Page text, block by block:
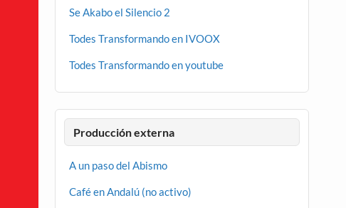
Se Akabo el Silencio 2
Todes Transformando en IVOOX
Todes Transformando en youtube
Producción externa
A un paso del Abismo
Café en Andalú (no activo)